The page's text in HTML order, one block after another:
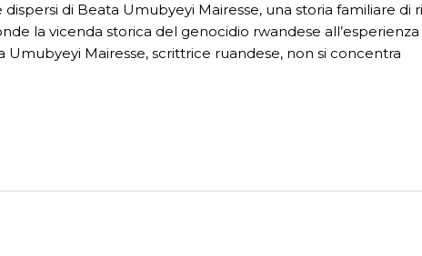
di Beata Umubyeyi Mairesse, una storia familiare di
la vicenda storica del genocidio rwandese
Mairesse, scrittrice ruandese, non si concentra